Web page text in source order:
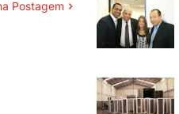
Postagem